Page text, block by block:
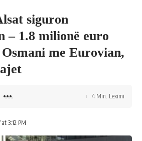
siguron
– 1.8 milionë euro
me Eurovian,
3:12 PM
4 Min. Leximi